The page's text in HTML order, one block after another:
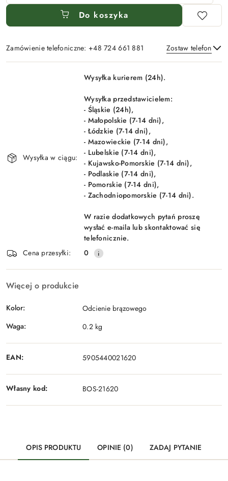
Do koszyka
Zamówienie telefoniczne: +48 724 661 881 Zostaw telefon
Wyślij
Dostępność
Wysyłka w ciągu:
Wysyłka kurierem (24h).
Wysyłka przedstawicielem:
- Śląskie (24h),
- Małopolskie (7-14 dni),
- Łódzkie (7-14 dni),
- Mazowieckie (7-14 dni),
- Lubelskie (7-14 dni),
- Kujawsko-Pomorskie (7-14 dni),
- Podlaskie (7-14 dni),
- Pomorskie (7-14 dni),
- Zachodniopomorskie (7-14 dni).
W razie dodatkowych pytań proszę
wysłać e-maila lub skontaktować się
telefonicznie.
Cena przesyłki:
0
Więcej o produkcie
Kolor:
Odcienie brązowego
Waga:
0.2 kg
EAN: 5905440021620
Własny kod: BOS-21620
OPIS PRODUKTU OPINIE (0) ZADAJ PYTANIE